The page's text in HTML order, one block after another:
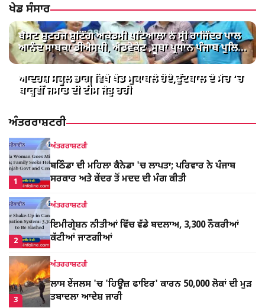
ਖੇਡ ਸੰਸਾਰ
ਬੈਸਟ ਸ਼ੂਟਰਜ ਸ਼ੂਟਿੰਗ ਅਕੈਡਮੀ ਪਟਿਆਲਾ ਨੇ ਸ੍ਰੀ ਰਾਜਿੰਦਰ ਪਾਲ
ਆਨੰਦ ਸਾਬਕਾ ਡੀਐਸਪੀ, ਐਡਵੋਕੇਟ ,ਸੂਬਾ ਪ੍ਰਧਾਨ ਪੰਜਾਬ ਪੁਲਿਸ
ਵੈਲਫੇਅਰ ਐਸੋਸੀਏਸ਼ਨ ਨੂੰ ਕੀਤਾ ਸਨਮਾਨਿਤ।
ਆਦਰਸ਼ ਸਕੂਲ ਭਾਗੂ ਵਿਖੇ ਖੇਡ ਮੁਕਾਬਲੇ ਹੋਏ,ਫੁੱਟਬਾਲ ਦੇ ਮੈਚ ‘ਚ
ਬਾਰ੍ਹਵੀਂ ਜਮਾਤ ਦੀ ਟੀਮ ਜੇਤੂ ਰਹੀ
ਅੰਤਰਰਾਸ਼ਟਰੀ
1
ਅੰਤਰਰਾਸ਼ਟਰੀ
ਬਠਿੰਡਾ ਦੀ ਮਹਿਲਾ ਕੈਨੇਡਾ 'ਚ ਲਾਪਤਾ; ਪਰਿਵਾਰ ਨੇ ਪੰਜਾਬ
ਸਰਕਾਰ ਅਤੇ ਕੇਂਦਰ ਤੋਂ ਮਦਦ ਦੀ ਮੰਗ ਕੀਤੀ
2
ਅੰਤਰਰਾਸ਼ਟਰੀ
ਇਮੀਗ੍ਰੇਸ਼ਨ ਨੀਤੀਆਂ ਵਿੱਚ ਵੱਡੇ ਬਦਲਾਅ, 3,300 ਨੌਕਰੀਆਂ
ਕੱਟੀਆਂ ਜਾਣਗੀਆਂ
3
ਅੰਤਰਰਾਸ਼ਟਰੀ
ਲਾਸ ਏਂਜਲਸ 'ਚ 'ਹਿਊਜ਼ ਫਾਇਰ' ਕਾਰਨ 50,000 ਲੋਕਾਂ ਦੀ ਮੁੜ
ਤਬਾਦਲਾ ਆਦੇਸ਼ ਜਾਰੀ